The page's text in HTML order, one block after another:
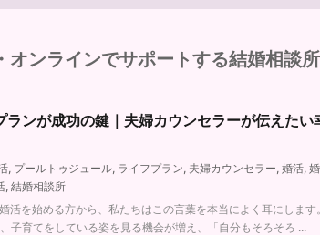
ンラインでサポートする結婚相談所
ランが成功の鍵｜夫婦カウンセラーが伝えたい
, プールトゥジュール, ライフプラン, 夫婦カウンセラー, 婚活,
, 結婚相談所
活を始める方から、私たちはこの言葉を本当によく耳にします
子育てをしている姿を見る機会が増え、「自分もそろそろ ...